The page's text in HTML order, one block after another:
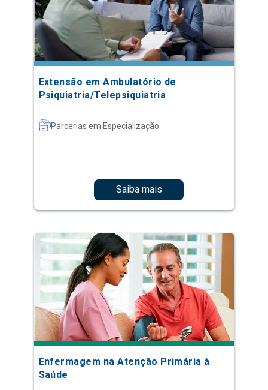
Extensão em Ambulatório de
Psiquiatria/Telepsiquiatria
Parcerias em Especialização
Saiba mais
Enfermagem na Atenção Primária à
Saúde